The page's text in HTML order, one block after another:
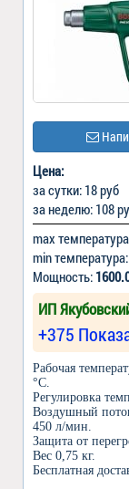
Цена:
за сутки: 18 руб
за неделю: 108
max
min температура:
Мощность:
ИП
+375
Рабочая
°С.
Регулировка
Воздушный
450 л/мин.
Защита от
Вес 0,75 кг.
Бесплатная